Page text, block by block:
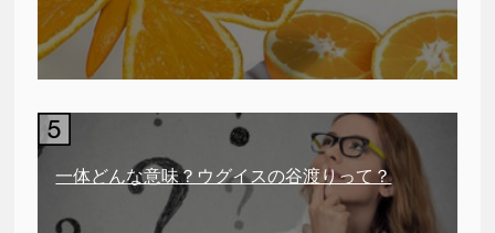
一体どんな意味？ウグイスの谷渡りって？